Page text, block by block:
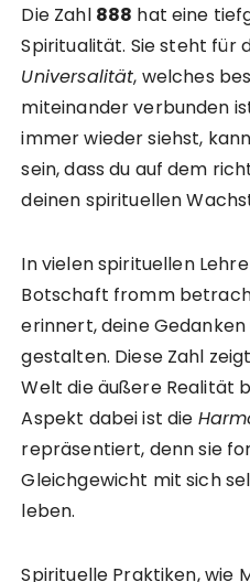
Die Zahl 888 hat eine
Spiritualität. Sie steht für
Universalität, welches
miteinander verbunden
immer wieder siehst,
sein, dass du auf dem
deinen spirituellen
In vielen spirituellen
Botschaft fromm
erinnert, deine
gestalten. Diese Zahl
Welt die äußere Realität
Aspekt dabei ist die
repräsentiert, denn sie
Gleichgewicht mit sich
leben.
Spirituelle Praktiken, wie